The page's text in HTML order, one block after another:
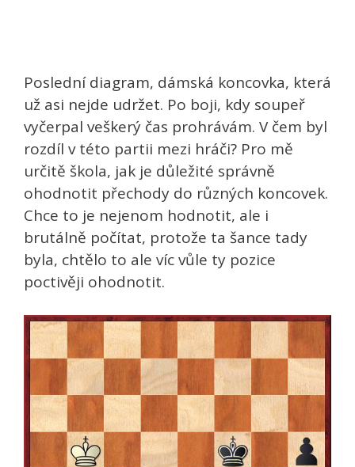
Poslední diagram, dámská koncovka, která
už asi nejde udržet. Po boji, kdy soupeř
vyčerpal veškerý čas prohrávám. V čem byl
rozdíl v této partii mezi hráči? Pro mě
určitě škola, jak je důležité správně
ohodnotit přechody do různých koncovek.
Chce to je nejenom hodnotit, ale i
brutálně počítat, protože ta šance tady
byla, chtělo to ale víc vůle ty pozice
poctivěji ohodnotit.